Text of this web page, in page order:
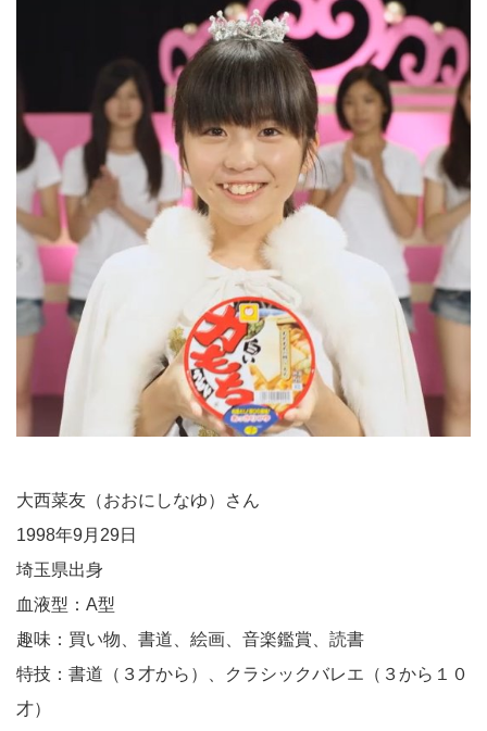
大西菜友（おおにしなゆ）さん
1998年9月29日
埼玉県出身
血液型：A型
趣味：買い物、書道、絵画、音楽鑑賞、読書
特技：書道（３才から）、クラシックバレエ（３から１０
才）